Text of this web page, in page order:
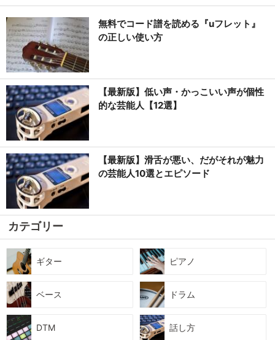
無料でコード譜を読める『uフレット』
の正しい使い方
【最新版】低い声・かっこいい声が個性
的な芸能人【12選】
【最新版】滑舌が悪い、だがそれが魅力
の芸能人10選とエピソード
カテゴリー
ギター ピアノ
ベース ドラム
DTM 話し方